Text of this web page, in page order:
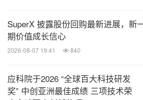
SuperX 披露股份回购最新进展，新
期价值成长信心
2026-08-07 19:41 840
应科院于2026 “全球百大科技研发
奖” 中创亚洲最佳成绩 三项技术荣